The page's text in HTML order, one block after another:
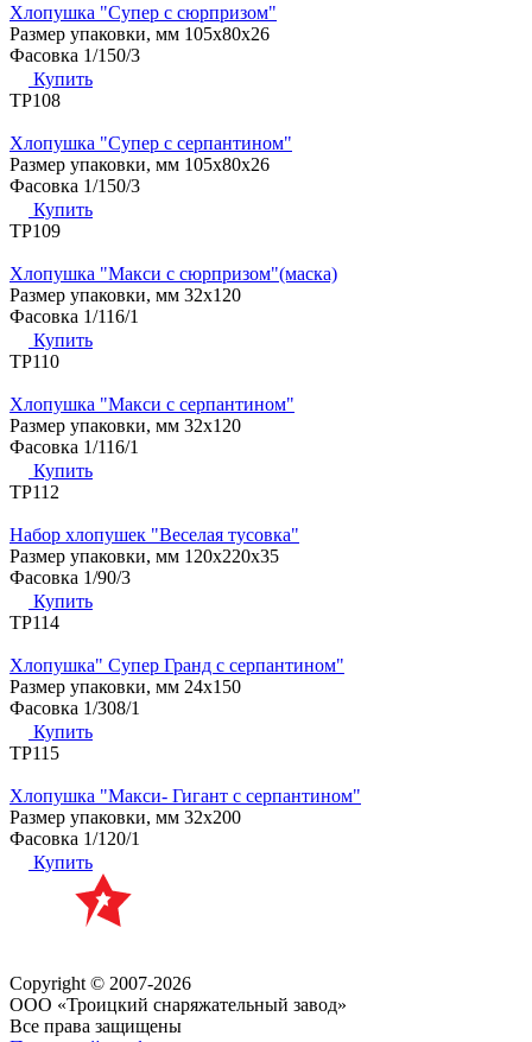
Хлопушка "Супер с сюрпризом"
Размер упаковки, мм 105х80х26
Фасовка 1/150/3
Купить
ТР108
Хлопушка "Супер с серпантином"
Размер упаковки, мм 105х80х26
Фасовка 1/150/3
Купить
ТР109
Хлопушка "Макси с сюрпризом"(маска)
Размер упаковки, мм 32х120
Фасовка 1/116/1
Купить
ТР110
Хлопушка "Макси с серпантином"
Размер упаковки, мм 32х120
Фасовка 1/116/1
Купить
ТР112
Набор хлопушек "Веселая тусовка"
Размер упаковки, мм 120x220x35
Фасовка 1/90/3
Купить
ТР114
Хлопушка" Супер Гранд с серпантином"
Размер упаковки, мм 24х150
Фасовка 1/308/1
Купить
ТР115
Хлопушка "Макси- Гигант с серпантином"
Размер упаковки, мм 32х200
Фасовка 1/120/1
Купить
Copyright © 2007-2026
ООО «Троицкий снаряжательный завод»
Все права защищены